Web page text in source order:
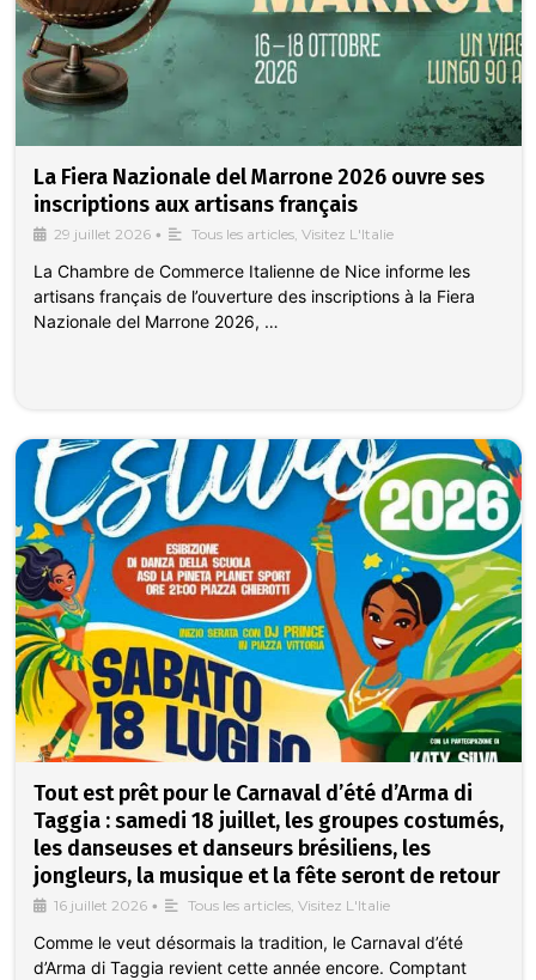
La Fiera Nazionale del Marrone 2026 ouvre ses
inscriptions aux artisans français
29 juillet 2026 • Tous les articles, Visitez L'Italie
La Chambre de Commerce Italienne de Nice informe les
artisans français de l’ouverture des inscriptions à la Fiera
Nazionale del Marrone 2026, …
Tout est prêt pour le Carnaval d’été d’Arma di
Taggia : samedi 18 juillet, les groupes costumés,
les danseuses et danseurs brésiliens, les
jongleurs, la musique et la fête seront de retour
16 juillet 2026 • Tous les articles, Visitez L'Italie
Comme le veut désormais la tradition, le Carnaval d’été
d’Arma di Taggia revient cette année encore. Comptant